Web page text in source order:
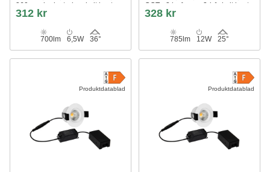
360 grader justerbar, hvit kant
312 kr
700lm 6,5W 36°
CCT - 3 lysfarger, 3-i-1, hvit kant
328 kr
785lm 12W 25°
Produktdatablad Produktdatablad